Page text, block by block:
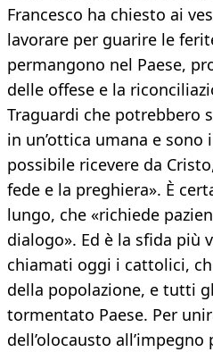
Francesco ha chiesto ai
lavorare per guarire le
permangono nel Paese,
delle offese e la
Traguardi che potrebbero
in un’ottica umana e sono
possibile ricevere da
fede e la preghiera». È
lungo, che «richiede
dialogo». Ed è la sfida più
chiamati oggi i cattolici,
della popolazione, e tutti
tormentato Paese. Per
dell’olocausto